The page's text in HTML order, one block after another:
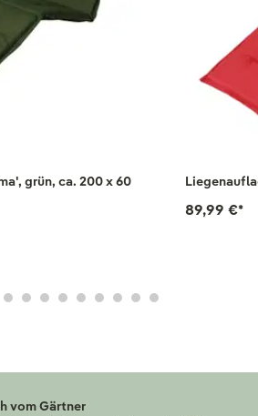
grün, ca. 200 x 60
89,99 €*
vom Gärtner